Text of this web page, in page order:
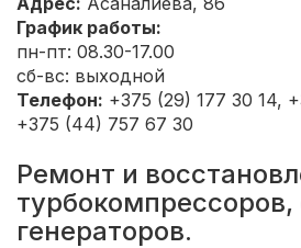
График работы:
пн-пт: 08.30-17.00
сб-вс: выходной
Телефон: +375 (29) 177 30 14,
+375 (44) 757 67 30
Ремонт и
турбокомпрессоров,
генераторов.